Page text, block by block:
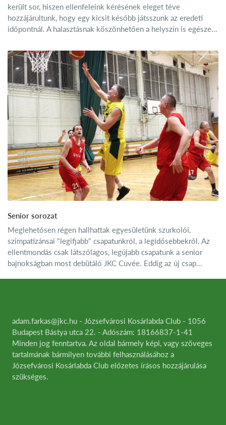
került sor, hiszen ellenfeleink kérésének eleget téve
hozzájárultunk, hogy egy kicsit később játsszunk az eredeti
időpontnál. A halasztásnak köszönhetően a helyszín is egésze...
Senior sorozat
Meglehetősen régen hallhattak egyesületünk szurkolói,
szimpatizánsai "legifjabb" csapatunkról, a legidősebbekről. Az
ellentmondás csak látszólagos, legújabb csapatunk a senior
bajnokságban most debütáló JKC Cuvée. Eddig az új csap...
adam.farkas@jkc.hu - Józsefvárosi Kosárlabda Club - 1056
Budapest Bástya utca 22. - Adószám: 18166837-1-41
Minden jog fenntartva. Az oldal bármely képi, vagy szöveges
tartalmának bármilyen további felhasználásához a
Józsefvárosi Kosárlabda Club előzetes írásos hozzájárulása
szükséges.